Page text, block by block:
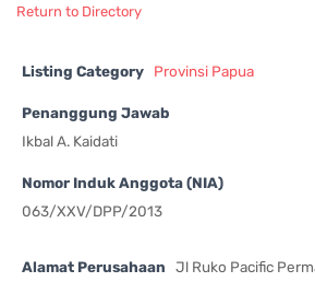
Return to Directory
Listing Category Provinsi Papua
Penanggung Jawab
Ikbal A. Kaidati
Nomor Induk Anggota (NIA)
063/XXV/DPP/2013
Alamat Perusahaan Jl Ruko Pacific